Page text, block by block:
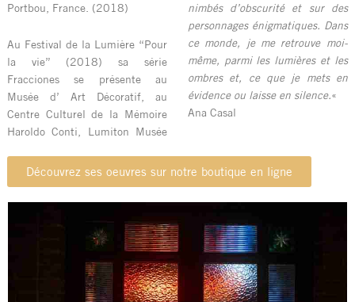
Portbou, France. (2018)
Au Festival de la Lumière “Pour
la vie” (2018) sa série
Fracciones se présente au
Musée d’ Art Décoratif, au
Centre Culturel de la Mémoire
Haroldo Conti, Lumiton Musée
nimbés d’obscurité et sur des
personnages énigmatiques. Dans
ce monde, je me retrouve moi-
même, parmi les lumières et les
ombres et, ce que je mets en
évidence ou laisse en silence.«
Ana Casal
Découvrez ses oeuvres sur notre boutique en ligne